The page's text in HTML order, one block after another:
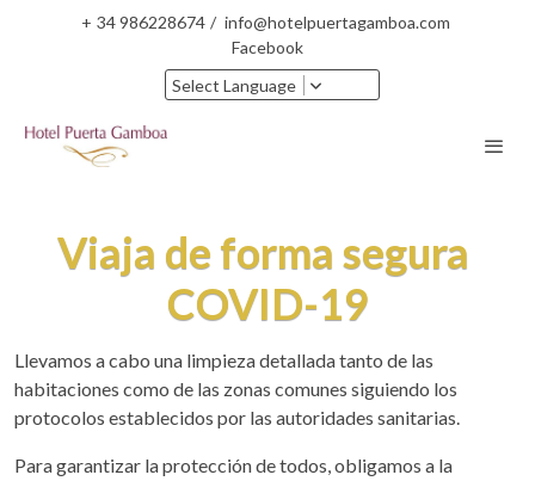
+ 34 986228674 / info@hotelpuertagamboa.com
Facebook
Select Language
Viaja de forma segura
COVID-19
Llevamos a cabo una limpieza detallada tanto de las
habitaciones como de las zonas comunes siguiendo los
protocolos establecidos por las autoridades sanitarias.
Para garantizar la protección de todos, obligamos a la